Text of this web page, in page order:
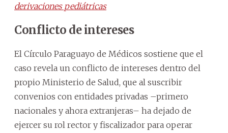
derivaciones pediátricas
Conflicto de intereses
El Círculo Paraguayo de Médicos sostiene que el
caso revela un conflicto de intereses dentro del
propio Ministerio de Salud, que al suscribir
convenios con entidades privadas –primero
nacionales y ahora extranjeras– ha dejado de
ejercer su rol rector y fiscalizador para operar